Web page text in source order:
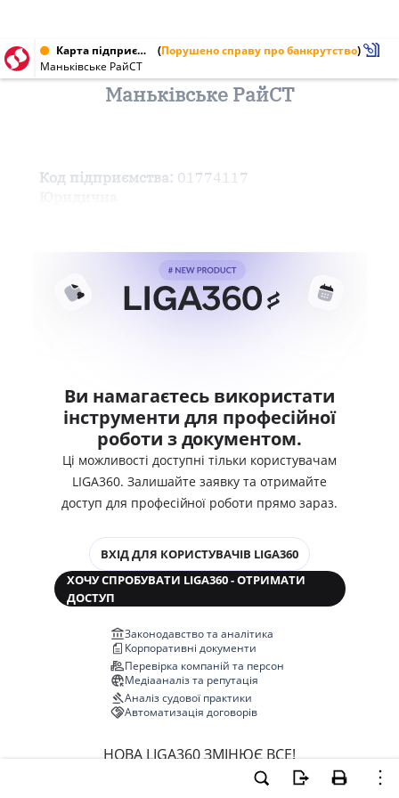
Карта підприємства від 07.07.2000 № 01774117 (Порушено справу про банкрутство)
Маньківське РайСТ
Маньківське РайСТ
Код підприємства: 01774117
Ви намагаєтесь використати
інструменти для професійної
роботи з документом.
Ці можливості доступні тільки користувачам
LIGA360. Залишайте заявку та отримайте
доступ для професійної роботи прямо зараз.
ВХІД ДЛЯ КОРИСТУВАЧІВ LIGA360
ХОЧУ СПРОБУВАТИ LIGA360 - ОТРИМАТИ
ДОСТУП
Законодавство та аналітика
Корпоративні документи
Перевірка компаній та персон
Медіааналіз та репутація
Аналіз судової практики
Автоматизація договорів
НОВА LIGA360 ЗМІНЮЄ ВСЕ!